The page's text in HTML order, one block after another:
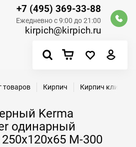
+7 (495) 369-33-88
Ежедневно с 9:00 до 21:00
kirpich@kirpich.ru
Kerma
одинарный
М-300
товаров Кирпич Кирпич